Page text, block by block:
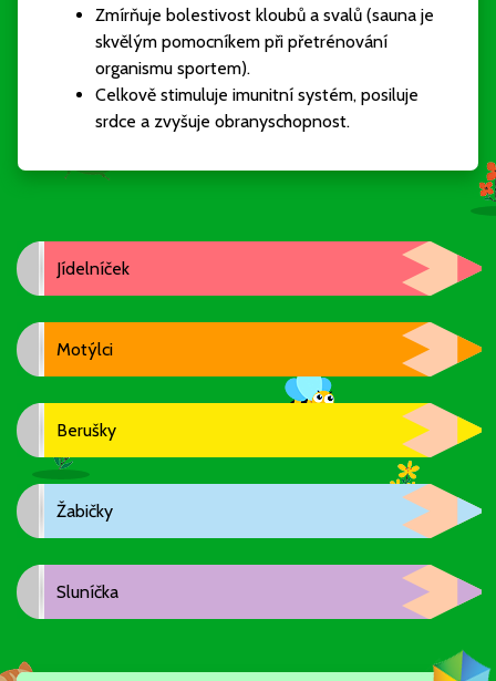
Zmírňuje bolestivost kloubů a svalů (sauna je
skvělým pomocníkem při přetrénování
organismu sportem).
Celkově stimuluje imunitní systém, posiluje
srdce a zvyšuje obranyschopnost.
Jídelníček
Motýlci
Berušky
Žabičky
Sluníčka